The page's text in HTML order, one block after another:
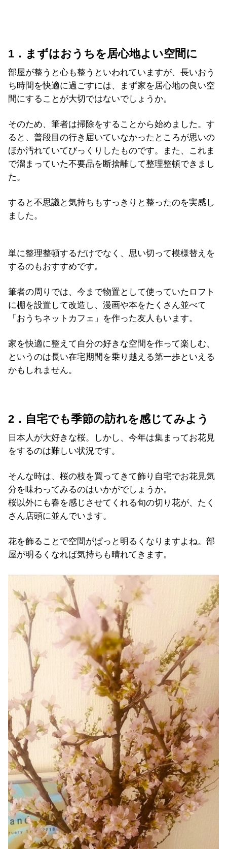
1．まずはおうちを居心地よい空間に
部屋が整うと心も整うといわれていますが、長いおう
ち時間を快適に過ごすには、まず家を居心地の良い空
間にすることが大切ではないでしょうか。
そのため、筆者は掃除をすることから始めました。す
ると、普段目の行き届いていなかったところが思いの
ほか汚れていてびっくりしたものです。また、これま
で溜まっていた不要品を断捨離して整理整頓できまし
た。
すると不思議と気持ちもすっきりと整ったのを実感し
ました。
単に整理整頓するだけでなく、思い切って模様替えを
するのもおすすめです。
筆者の周りでは、今まで物置として使っていたロフト
に棚を設置して改造し、漫画や本をたくさん並べて
「おうちネットカフェ」を作った友人もいます。
家を快適に整えて自分の好きな空間を作って楽しむ、
というのは長い在宅期間を乗り越える第一歩といえる
かもしれません。
2．自宅でも季節の訪れを感じてみよう
日本人が大好きな桜。しかし、今年は集まってお花見
をするのは難しい状況です。
そんな時は、桜の枝を買ってきて飾り自宅でお花見気
分を味わってみるのはいかがでしょうか。
桜以外にも春を感じさせてくれる旬の切り花が、たく
さん店頭に並んでいます。
花を飾ることで空間がぱっと明るくなりますよね。部
屋が明るくなれば気持ちも晴れてきます。